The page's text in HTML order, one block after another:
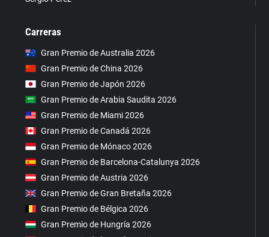
Carreras
Gran Premio de Australia 2026
Gran Premio de China 2026
Gran Premio de Japón 2026
Gran Premio de Arabia Saudita 2026
Gran Premio de Miami 2026
Gran Premio de Canadá 2026
Gran Premio de Mónaco 2026
Gran Premio de Barcelona-Catalunya 2026
Gran Premio de Austria 2026
Gran Premio de Gran Bretaña 2026
Gran Premio de Bélgica 2026
Gran Premio de Hungría 2026